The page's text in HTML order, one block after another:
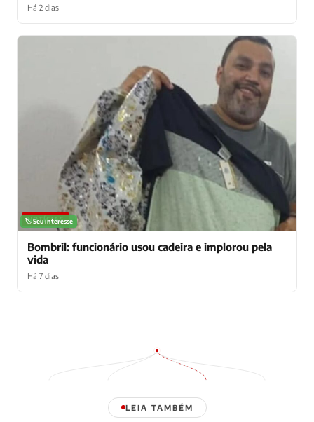
Há 2 dias
NOTÍCIAS
🏷️ Seu interesse
Bombril: funcionário usou cadeira e implorou pela
vida
Há 7 dias
LEIA TAMBÉM